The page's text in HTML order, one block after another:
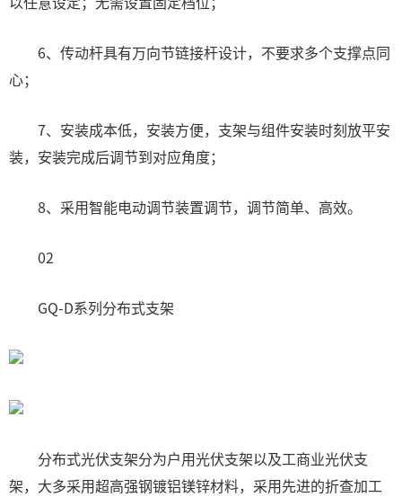
6、传动杆具有万向节链接杆设计，不要求多个支撑点同
心；
7、安装成本低，安装方便，支架与组件安装时刻放平安
装，安装完成后调节到对应角度；
8、采用智能电动调节装置调节，调节简单、高效。
02
GQ-D系列分布式支架
分布式光伏支架分为户用光伏支架以及工商业光伏支
架，大多采用超高强钢镀铝镁锌材料，采用先进的折查加工